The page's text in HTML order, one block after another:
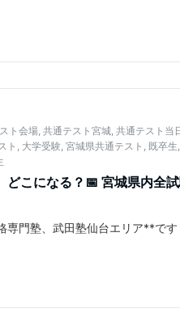
ト会場 ,共通テスト宮城 ,共通テスト当
ト 大学受験 ,宮城県共通テスト 既卒生
どこになる？📅 宮城県内全
専門塾、武田塾仙台エリア**です